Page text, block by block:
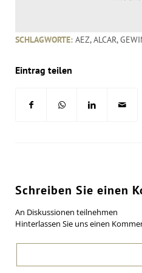
SCHLAGWORTE: AEZ,ALCAR,
Eintrag teilen
Schreiben Sie einen
An Diskussionen teilnehmen
Hinterlassen Sie uns einen